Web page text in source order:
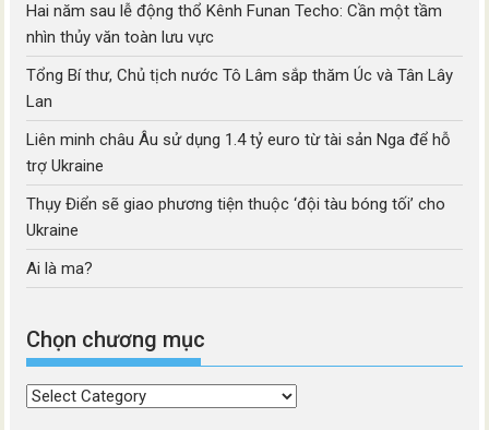
Hai năm sau lễ động thổ Kênh Funan Techo: Cần một tầm
nhìn thủy văn toàn lưu vực
Tổng Bí thư, Chủ tịch nước Tô Lâm sắp thăm Úc và Tân Lây
Lan
Liên minh châu Âu sử dụng 1.4 tỷ euro từ tài sản Nga để hỗ
trợ Ukraine
Thụy Điển sẽ giao phương tiện thuộc ‘đội tàu bóng tối’ cho
Ukraine
Ai là ma?
Chọn chương mục
Chọn